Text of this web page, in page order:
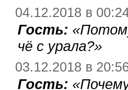
04.12.2018 в
Гость: «
чё с урала?»
03.12.2018 в
Гость: «